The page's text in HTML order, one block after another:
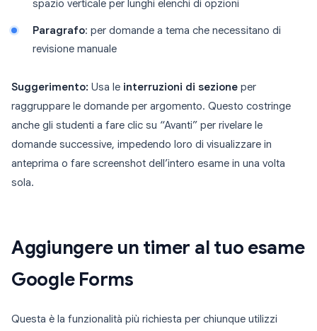
spazio verticale per lunghi elenchi di opzioni
Paragrafo: per domande a tema che necessitano di
revisione manuale
Suggerimento: Usa le interruzioni di sezione per
raggruppare le domande per argomento. Questo costringe
anche gli studenti a fare clic su “Avanti” per rivelare le
domande successive, impedendo loro di visualizzare in
anteprima o fare screenshot dell’intero esame in una volta
sola.
Aggiungere un timer al tuo esame
Google Forms
Questa è la funzionalità più richiesta per chiunque utilizzi